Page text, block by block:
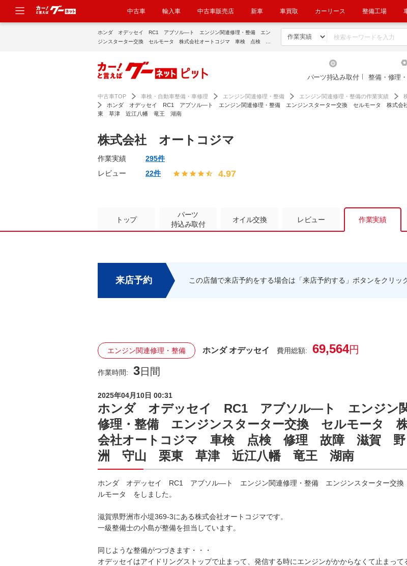
中古車 輸入車 中古車販売店 新車 車買取 カーリース 整備工場
ホンダ オデッセイ RC1 アブソル―ト エンジン関連修理・整備 エン
ジンスターター交換 セルモータ 株式会社オートコジマ 車検 点検 修
パーツ持込み取付 整備・修理
中古車TOP 車検・自動車整備・車修理 エンジン関連修理・整備 エンジン関連修理・整備の作業実績
ホンダ オデッセイ RC1 アブソル―ト エンジン関連修理・整備 エンジンスターター交換 セルモータ 株
東 草津 近江八幡 竜王 湖南
株式会社 オートコジマ
作業実績
295件
レビュー
22件 4.97
トップ
パーツ
持込み取付
オイル交換 レビュー 作業実績
来店予約 この店舗で来店予約をする場合は「来店予約する」ボタンをクリッ
エンジン関連修理・整備 ホンダ オデッセイ 費用総額: 69,564円
作業時間: 3日間
2025年04月10日 00:31
ホンダ オデッセイ RC1 アブソル―ト エンジン
修理・整備 エンジンスターター交換 セルモータ
会社オートコジマ 車検 点検 修理 故障 滋賀 野
洲 守山 栗東 草津 近江八幡 竜王 湖南
ホンダ オデッセイ RC1 アブソル―ト エンジン関連修理・整備 エンジンスターター交
ルモータ をしました。
滋賀県野洲市小堤369-3にある株式会社オートコジマです。
一級整備士の小島が整備を担当しています。
同じような整備がつづきます・・・
オデッセイはアイドリングストップで止まって、発信する時にエンジンがかからなくて止まって